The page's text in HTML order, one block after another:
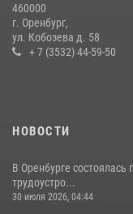
В Управлении
служебно-боевой
17 июля 2026, 11:30
460000
г. Оренбург,
ул. Кобозева д. 58
+ 7 (3532) 44-59-50
НОВОСТИ
В Оренбурге
трудоустро...
30 июля 2026, 04:44